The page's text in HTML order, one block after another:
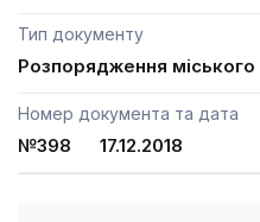
Тип документу
Розпорядження міського
Номер документа та дата
№398 17.12.2018